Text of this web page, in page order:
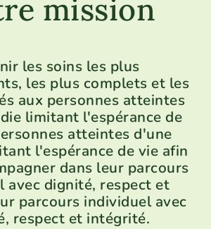
mission
les soins les plus
les plus complets et les
aux personnes atteintes
limitant l'espérance de
atteintes d'une
l'espérance de vie afin
dans leur parcours
avec dignité, respect et
parcours individuel avec
respect et intégrité.